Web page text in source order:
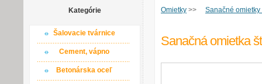
Kategórie
Šalovacie tvárnice
Cement, vápno
Betonárska oceľ
Omietky >> Sanačné omietky
Sanačná omietka